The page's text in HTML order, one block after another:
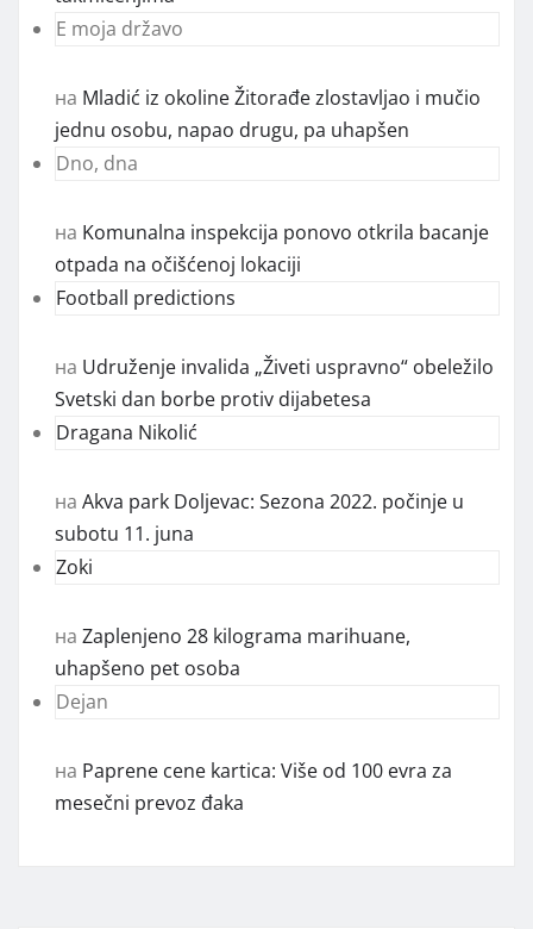
E moja državo
на Mladić iz okoline Žitorađe zlostavljao i mučio
jednu osobu, napao drugu, pa uhapšen
Dno, dna
на Komunalna inspekcija ponovo otkrila bacanje
otpada na očišćenoj lokaciji
Football predictions
на Udruženje invalida „Živeti uspravno“ obeležilo
Svetski dan borbe protiv dijabetesa
Dragana Nikolić
на Akva park Doljevac: Sezona 2022. počinje u
subotu 11. juna
Zoki
на Zaplenjeno 28 kilograma marihuane,
uhapšeno pet osoba
Dejan
на Paprene cene kartica: Više od 100 evra za
mesečni prevoz đaka